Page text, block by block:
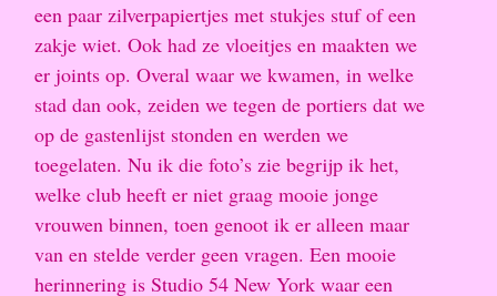
een paar zilverpapiertjes met stukjes stuf of een
zakje wiet. Ook had ze vloeitjes en maakten we
er joints op. Overal waar we kwamen, in welke
stad dan ook, zeiden we tegen de portiers dat we
op de gastenlijst stonden en werden we
toegelaten. Nu ik die foto’s zie begrijp ik het,
welke club heeft er niet graag mooie jonge
vrouwen binnen, toen genoot ik er alleen maar
van en stelde verder geen vragen. Een mooie
herinnering is Studio 54 New York waar een